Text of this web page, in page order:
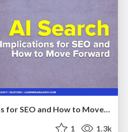
AI Search: Implications for SEO and How to Move Forward - #ShenzhenSEOConference
1 1.3k